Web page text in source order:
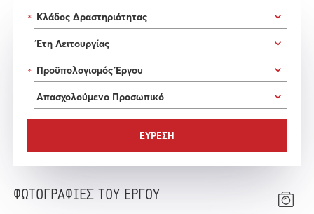
*
*
ΦΩΤΟΓΡΑΦΙΕΣ ΤΟΥ ΕΡΓΟΥ